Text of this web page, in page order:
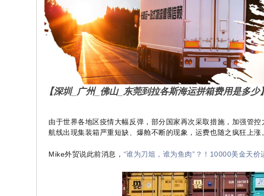
【深圳_广州_佛山_东莞到拉各斯海运拼箱费用是多
由于世界各地区疫情大幅反弹，部分国家再次采取措施，加强管
航线出现集装箱严重短缺、爆舱不断的现象，运费也随之疯狂上涨。
Mike外贸说此前消息， “谁为刀俎，谁为鱼肉”？！10000美金天